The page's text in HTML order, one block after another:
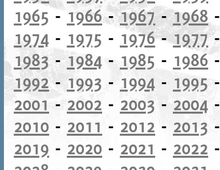
1965 - 1966-1967-1968
1974 - 1975 - 1976-1977
1983 -1984 - 1985 - 1986
1992- 1993 - 1994 - 1995
2001 - 2002 - 2003 - 2004
2010 - 2011 - 2012 - 2013
2019 - 2020 - 2021 - 2022